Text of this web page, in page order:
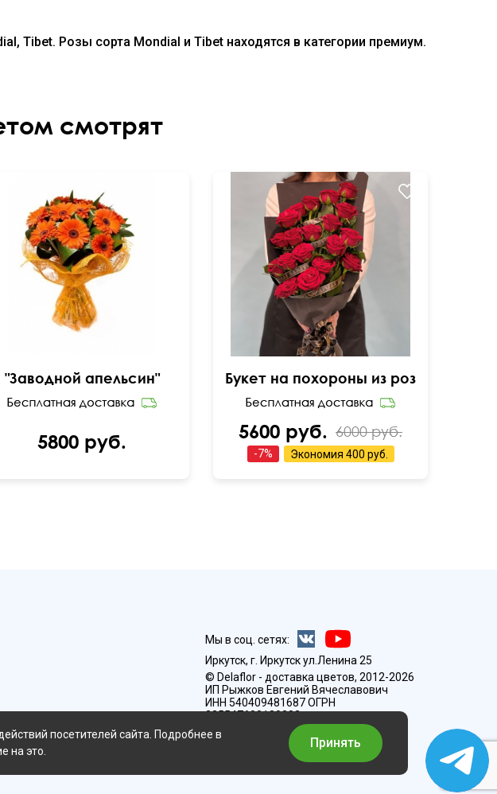
Tibet. Розы сорта Mondial и Tibet находятся в категории премиум.
смотрят
"Заводной апельсин"
5800 руб.
Букет на похороны из роз
5600 руб. 6000 руб.
-7% Экономия 400 руб.
Мы в соц. сетях:
Иркутск, г. Иркутск ул.Ленина 25
© Delaflor - доставка цветов, 2012-2026
ИП Рыжков Евгений Вячеславович
ИНН 540409481687 ОГРН
325547600130383
посетителей сайта. Подробнее в
на это.
Принять